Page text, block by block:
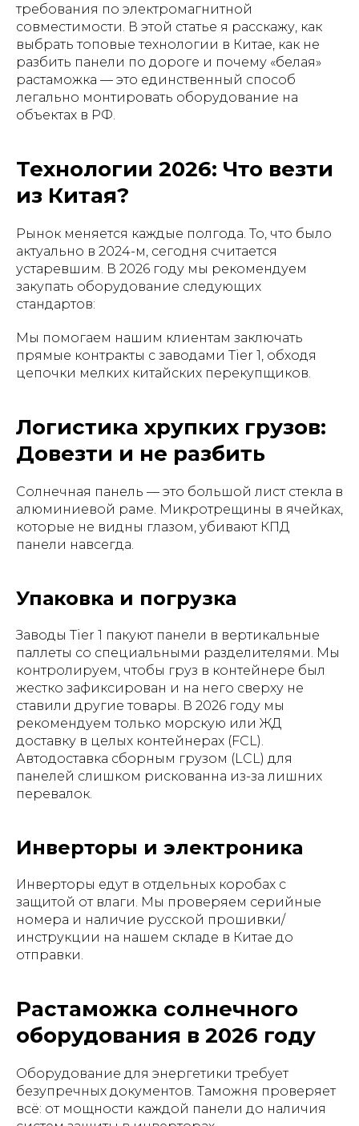
требования по электромагнитной
совместимости. В этой статье я расскажу, как
выбрать топовые технологии в Китае, как не
разбить панели по дороге и почему «белая»
растаможка — это единственный способ
легально монтировать оборудование на
объектах в РФ.
Технологии 2026: Что везти
из Китая?
Рынок меняется каждые полгода. То, что было
актуально в 2024-м, сегодня считается
устаревшим. В 2026 году мы рекомендуем
закупать оборудование следующих
стандартов:
Мы помогаем нашим клиентам заключать
прямые контракты с заводами Tier 1, обходя
цепочки мелких китайских перекупщиков.
Логистика хрупких грузов:
Довезти и не разбить
Солнечная панель — это большой лист стекла в
алюминиевой раме. Микротрещины в ячейках,
которые не видны глазом, убивают КПД
панели навсегда.
Упаковка и погрузка
Заводы Tier 1 пакуют панели в вертикальные
паллеты со специальными разделителями. Мы
контролируем, чтобы груз в контейнере был
жестко зафиксирован и на него сверху не
ставили другие товары. В 2026 году мы
рекомендуем только морскую или ЖД
доставку в целых контейнерах (FCL).
Автодоставка сборным грузом (LCL) для
панелей слишком рискованна из-за лишних
перевалок.
Инверторы и электроника
Инверторы едут в отдельных коробах с
защитой от влаги. Мы проверяем серийные
номера и наличие русской прошивки/
инструкции на нашем складе в Китае до
отправки.
Растаможка солнечного
оборудования в 2026 году
Оборудование для энергетики требует
безупречных документов. Таможня проверяет
всё: от мощности каждой панели до наличия